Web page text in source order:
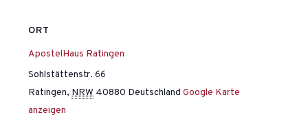
ORT
ApostelHaus Ratingen
Sohlstättenstr. 66
Ratingen, NRW 40880 Deutschland Google Karte
anzeigen